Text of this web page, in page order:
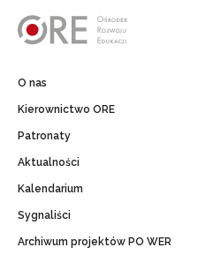
O nas
Kierownictwo ORE
Patronaty
Aktualności
Kalendarium
Sygnaliści
Archiwum projektów PO WER